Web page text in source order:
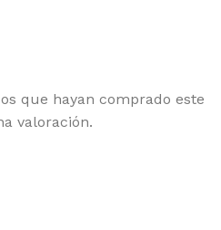
que hayan comprado este
valoración.